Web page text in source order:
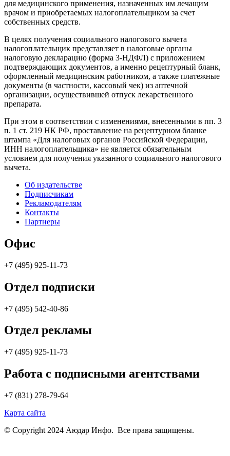
для медицинского применения, назначенных им лечащим
врачом и приобретаемых налогоплательщиком за счет
собственных средств.
В целях получения социального налогового вычета
налогоплательщик представляет в налоговые органы
налоговую декларацию (форма 3-НДФЛ) с приложением
подтверждающих документов, а именно рецептурный бланк,
оформленный медицинским работником, а также платежные
документы (в частности, кассовый чек) из аптечной
организации, осуществившей отпуск лекарственного
препарата.
При этом в соответствии с изменениями, внесенными в пп. 3
п. 1 ст. 219 НК РФ, проставление на рецептурном бланке
штампа «Для налоговых органов Российской Федерации,
ИНН налогоплательщика» не является обязательным
условием для получения указанного социального налогового
вычета.
Об издательстве
Подписчикам
Рекламодателям
Контакты
Партнеры
Офис
+7 (495) 925-11-73
Отдел подписки
+7 (495) 542-40-86
Отдел рекламы
+7 (495) 925-11-73
Работа с подписными агентствами
+7 (831) 278-79-64
Карта сайта
© Copyright 2024 Аюдар Инфо. Все права защищены.